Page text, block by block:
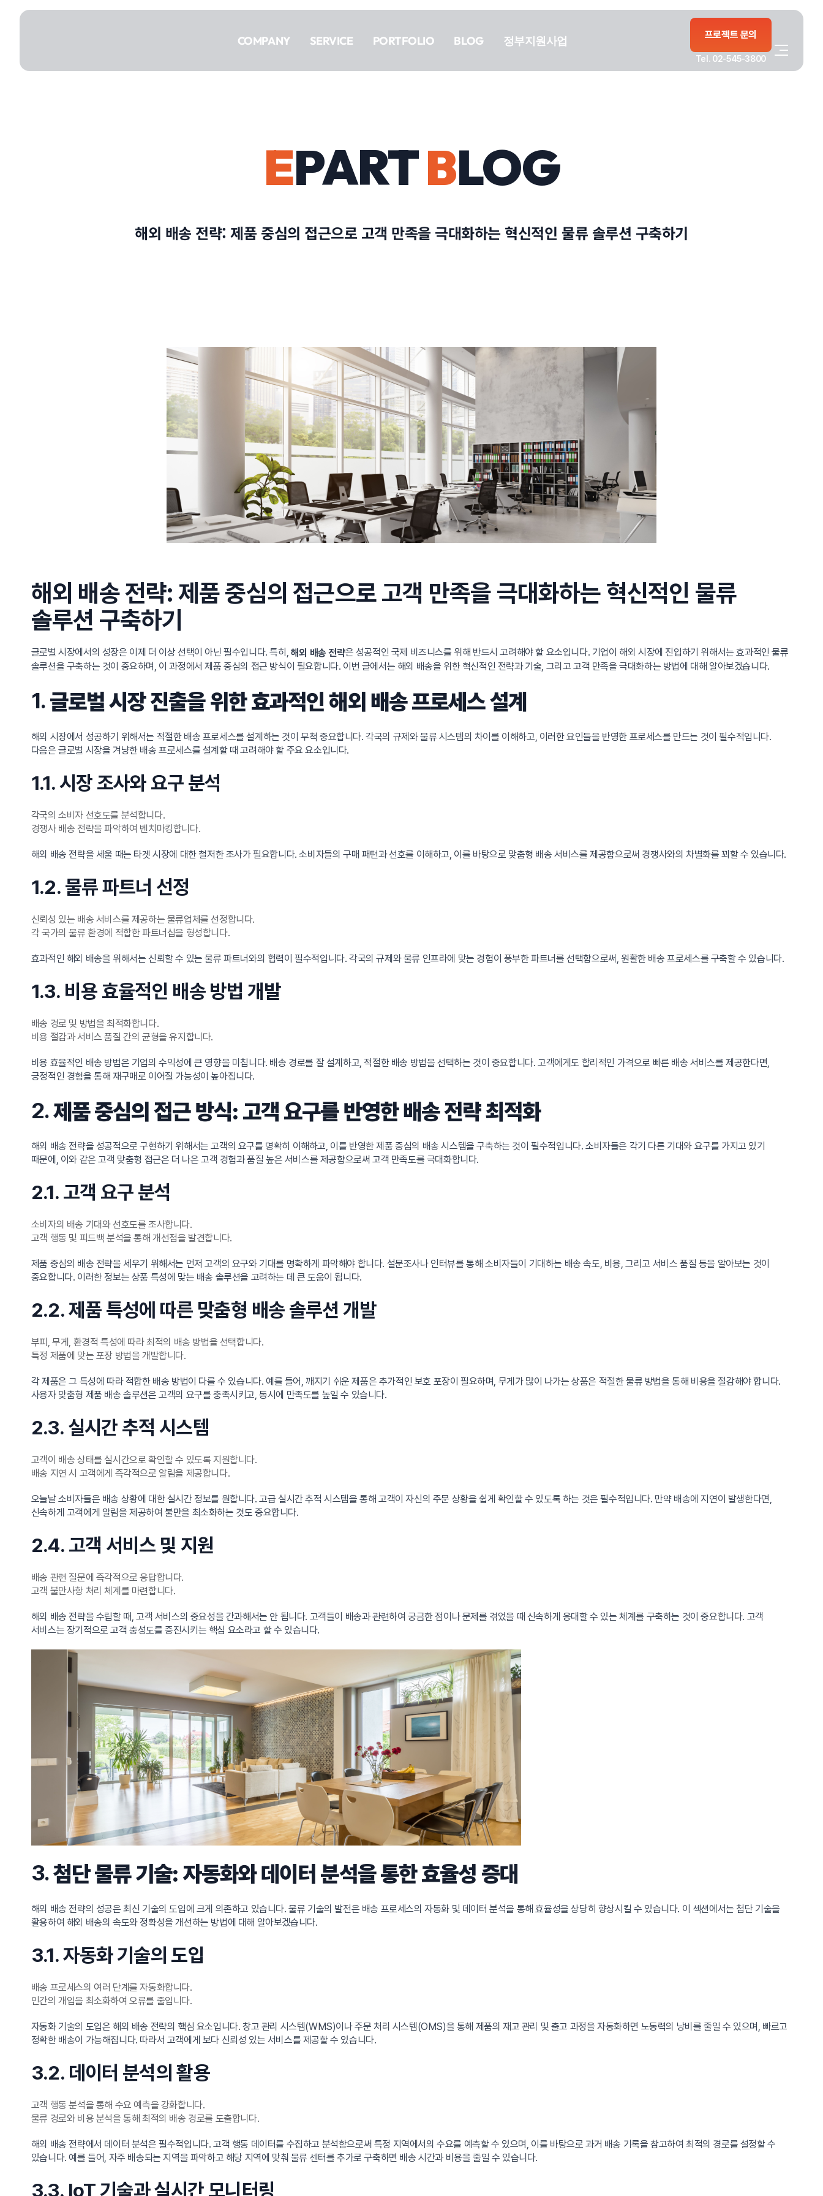
건너뛰기
COMPANY SERVICE PORTFOLIO BLOG 정부지원사업 프로젝트 문의
Tel. 02-545-3800
PORTFOLIO
정부지원사업
EPARTBLOG
해외 배송 전략: 제품 중심의 접근으로 고객 만족을 극대화하는 혁신적인 물류 솔루션 구축하기
해외 배송 전략: 제품 중심의 접근으로 고객 만족을 극대화하는 혁신적인 물류
솔루션 구축하기
글로벌 시장에서의 성장은 이제 더 이상 선택이 아닌 필수입니다. 특히, 해외 배송 전략은 성공적인 국제 비즈니스를 위해 반드시 고려해야 할 요소입니다. 기업이 해외 시장에 진입하기 위해서는 효과적인 물류
솔루션을 구축하는 것이 중요하며, 이 과정에서 제품 중심의 접근 방식이 필요합니다. 이번 글에서는 해외 배송을 위한 혁신적인 전략과 기술, 그리고 고객 만족을 극대화하는 방법에 대해 알아보겠습니다.
1.글로벌 시장 진출을 위한 효과적인 해외 배송 프로세스 설계
해외 시장에서 성공하기 위해서는 적절한 배송 프로세스를 설계하는 것이 무척 중요합니다. 각국의 규제와 물류 시스템의 차이를 이해하고, 이러한 요인들을 반영한 프로세스를 만드는 것이 필수적입니다.
다음은 글로벌 시장을 겨냥한 배송 프로세스를 설계할 때 고려해야 할 주요 요소입니다.
1.1. 시장 조사와 요구 분석
각국의 소비자 선호도를 분석합니다.
경쟁사 배송 전략을 파악하여 벤치마킹합니다.
해외 배송 전략을 세울 때는 타겟 시장에 대한 철저한 조사가 필요합니다. 소비자들의 구매 패턴과 선호를 이해하고, 이를 바탕으로 맞춤형 배송 서비스를 제공함으로써 경쟁사와의 차별화를 꾀할 수 있습니다.
1.2. 물류 파트너 선정
신뢰성 있는 배송 서비스를 제공하는 물류업체를 선정합니다.
각 국가의 물류 환경에 적합한 파트너십을 형성합니다.
효과적인 해외 배송을 위해서는 신뢰할 수 있는 물류 파트너와의 협력이 필수적입니다. 각국의 규제와 물류 인프라에 맞는 경험이 풍부한 파트너를 선택함으로써, 원활한 배송 프로세스를 구축할 수 있습니다.
1.3. 비용 효율적인 배송 방법 개발
배송 경로 및 방법을 최적화합니다.
비용 절감과 서비스 품질 간의 균형을 유지합니다.
비용 효율적인 배송 방법은 기업의 수익성에 큰 영향을 미칩니다. 배송 경로를 잘 설계하고, 적절한 배송 방법을 선택하는 것이 중요합니다. 고객에게도 합리적인 가격으로 빠른 배송 서비스를 제공한다면,
긍정적인 경험을 통해 재구매로 이어질 가능성이 높아집니다.
2.제품 중심의 접근 방식: 고객 요구를 반영한 배송 전략 최적화
해외 배송 전략을 성공적으로 구현하기 위해서는 고객의 요구를 명확히 이해하고, 이를 반영한 제품 중심의 배송 시스템을 구축하는 것이 필수적입니다. 소비자들은 각기 다른 기대와 요구를 가지고 있기
때문에, 이와 같은 고객 맞춤형 접근은 더 나은 고객 경험과 품질 높은 서비스를 제공함으로써 고객 만족도를 극대화합니다.
2.1. 고객 요구 분석
소비자의 배송 기대와 선호도를 조사합니다.
고객 행동 및 피드백 분석을 통해 개선점을 발견합니다.
제품 중심의 배송 전략을 세우기 위해서는 먼저 고객의 요구와 기대를 명확하게 파악해야 합니다. 설문조사나 인터뷰를 통해 소비자들이 기대하는 배송 속도, 비용, 그리고 서비스 품질 등을 알아보는 것이
중요합니다. 이러한 정보는 상품 특성에 맞는 배송 솔루션을 고려하는 데 큰 도움이 됩니다.
2.2. 제품 특성에 따른 맞춤형 배송 솔루션 개발
부피, 무게, 환경적 특성에 따라 최적의 배송 방법을 선택합니다.
특정 제품에 맞는 포장 방법을 개발합니다.
각 제품은 그 특성에 따라 적합한 배송 방법이 다를 수 있습니다. 예를 들어, 깨지기 쉬운 제품은 추가적인 보호 포장이 필요하며, 무게가 많이 나가는 상품은 적절한 물류 방법을 통해 비용을 절감해야 합니다.
사용자 맞춤형 제품 배송 솔루션은 고객의 요구를 충족시키고, 동시에 만족도를 높일 수 있습니다.
2.3. 실시간 추적 시스템
고객이 배송 상태를 실시간으로 확인할 수 있도록 지원합니다.
배송 지연 시 고객에게 즉각적으로 알림을 제공합니다.
오늘날 소비자들은 배송 상황에 대한 실시간 정보를 원합니다. 고급 실시간 추적 시스템을 통해 고객이 자신의 주문 상황을 쉽게 확인할 수 있도록 하는 것은 필수적입니다. 만약 배송에 지연이 발생한다면,
신속하게 고객에게 알림을 제공하여 불만을 최소화하는 것도 중요합니다.
2.4. 고객 서비스 및 지원
배송 관련 질문에 즉각적으로 응답합니다.
고객 불만사항 처리 체계를 마련합니다.
해외 배송 전략을 수립할 때, 고객 서비스의 중요성을 간과해서는 안 됩니다. 고객들이 배송과 관련하여 궁금한 점이나 문제를 겪었을 때 신속하게 응대할 수 있는 체계를 구축하는 것이 중요합니다. 고객
서비스는 장기적으로 고객 충성도를 증진시키는 핵심 요소라고 할 수 있습니다.
3.첨단 물류 기술: 자동화와 데이터 분석을 통한 효율성 증대
해외 배송 전략의 성공은 최신 기술의 도입에 크게 의존하고 있습니다. 물류 기술의 발전은 배송 프로세스의 자동화 및 데이터 분석을 통해 효율성을 상당히 향상시킬 수 있습니다. 이 섹션에서는 첨단 기술을
활용하여 해외 배송의 속도와 정확성을 개선하는 방법에 대해 알아보겠습니다.
3.1. 자동화 기술의 도입
배송 프로세스의 여러 단계를 자동화합니다.
인간의 개입을 최소화하여 오류를 줄입니다.
자동화 기술의 도입은 해외 배송 전략의 핵심 요소입니다. 창고 관리 시스템(WMS)이나 주문 처리 시스템(OMS)을 통해 제품의 재고 관리 및 출고 과정을 자동화하면 노동력의 낭비를 줄일 수 있으며, 빠르고
정확한 배송이 가능해집니다. 따라서 고객에게 보다 신뢰성 있는 서비스를 제공할 수 있습니다.
3.2. 데이터 분석의 활용
고객 행동 분석을 통해 수요 예측을 강화합니다.
물류 경로와 비용 분석을 통해 최적의 배송 경로를 도출합니다.
해외 배송 전략에서 데이터 분석은 필수적입니다. 고객 행동 데이터를 수집하고 분석함으로써 특정 지역에서의 수요를 예측할 수 있으며, 이를 바탕으로 과거 배송 기록을 참고하여 최적의 경로를 설정할 수
있습니다. 예를 들어, 자주 배송되는 지역을 파악하고 해당 지역에 맞춰 물류 센터를 추가로 구축하면 배송 시간과 비용을 줄일 수 있습니다.
3.3. IoT 기술과 실시간 모니터링